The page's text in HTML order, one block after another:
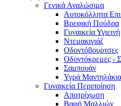
Γενικά Αναλώσιμα
Αυτοκόλλητα
Βρεφική Πούδρα
Γυναικεία Υγιεινή
Ντεμακιγιάζ
Οδοντόβουρτσες
Οδοντόκρεμες -
Σαμπουάν
Υγρά Μαντηλάκια
Γυναικεία Περιποίηση
Αποτρίχωση
Βαφή Μαλλιών